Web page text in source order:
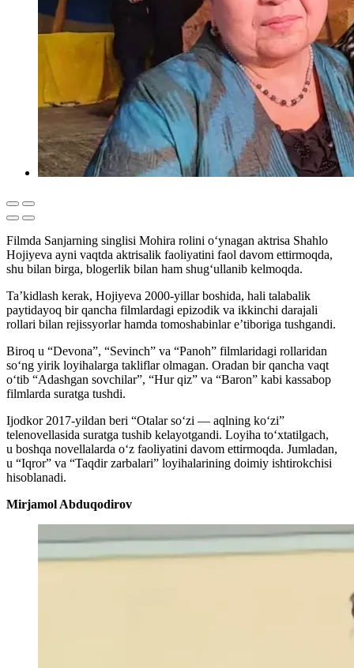
Filmda Sanjarning singlisi Mohira rolini o‘ynagan aktrisa Shahlo
Hojiyeva ayni vaqtda aktrisalik faoliyatini faol davom ettirmoqda,
shu bilan birga, blogerlik bilan ham shug‘ullanib kelmoqda.
Ta’kidlash kerak, Hojiyeva 2000-yillar boshida, hali talabalik
paytidayoq bir qancha filmlardagi epizodik va ikkinchi darajali
rollari bilan rejissyorlar hamda tomoshabinlar e’tiboriga tushgandi.
Biroq u “Devona”, “Sevinch” va “Panoh” filmlaridagi rollaridan
so‘ng yirik loyihalarga takliflar olmagan. Oradan bir qancha vaqt
o‘tib “Adashgan sovchilar”, “Hur qiz” va “Baron” kabi kassabop
filmlarda suratga tushdi.
Ijodkor 2017-yildan beri “Otalar so‘zi — aqlning ko‘zi”
telenovellasida suratga tushib kelayotgandi. Loyiha to‘xtatilgach,
u boshqa novellalarda o‘z faoliyatini davom ettirmoqda. Jumladan,
u “Iqror” va “Taqdir zarbalari” loyihalarining doimiy ishtirokchisi
hisoblanadi.
Mirjamol Abduqodirov